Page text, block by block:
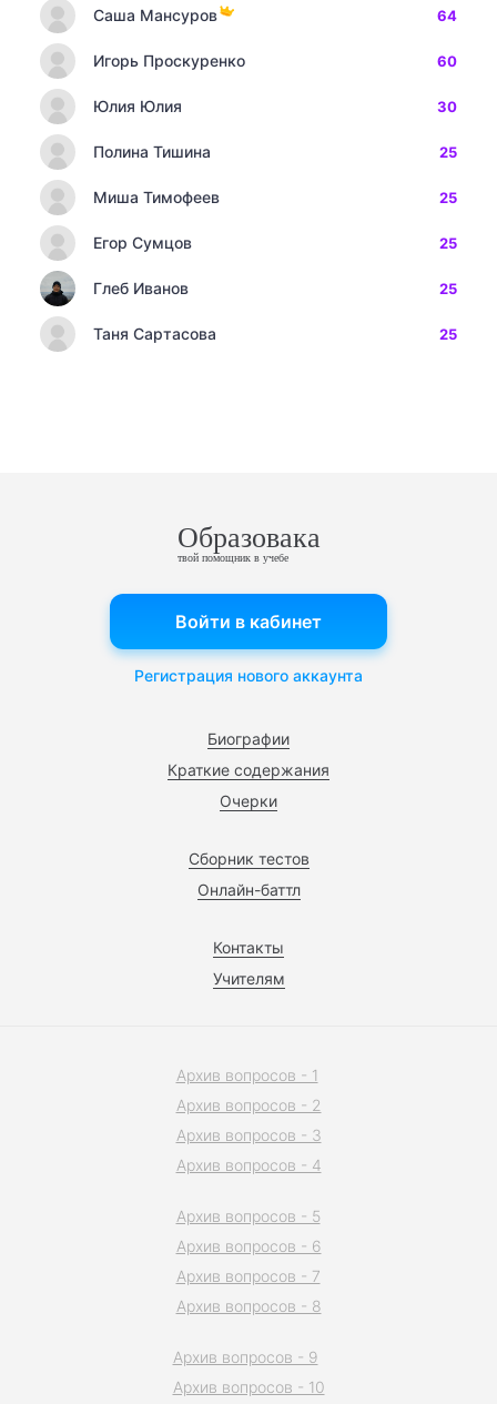
Саша Мансуров 64
Игорь Проскуренко 60
Юлия Юлия 30
Полина Тишина 25
Миша Тимофеев 25
Егор Сумцов 25
Глеб Иванов 25
Таня Сартасова 25
Образовака
твой помощник в учебе
Биографии
Краткие содержания
Очерки
Сборник тестов
Онлайн-баттл
Контакты
Учителям
Войти в кабинет
Регистрация нового аккаунта
Архив вопросов - 1
Архив вопросов - 2
Архив вопросов - 3
Архив вопросов - 4
Архив вопросов - 5
Архив вопросов - 6
Архив вопросов - 7
Архив вопросов - 8
Архив вопросов - 9
Архив вопросов - 10